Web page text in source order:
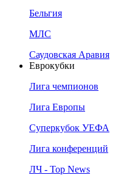
Бельгия
МЛС
Саудовская Аравия
Еврокубки
Лига чемпионов
Лига Европы
Суперкубок УЕФА
Лига конференций
ЛЧ - Top News